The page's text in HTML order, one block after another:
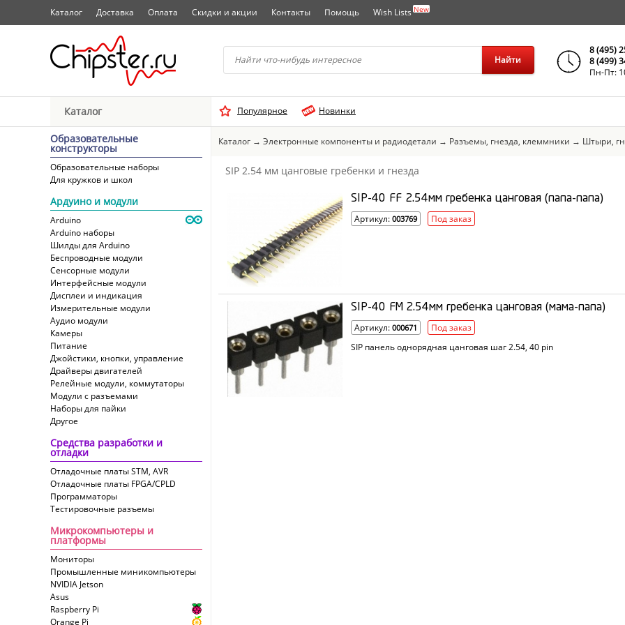
Начните водить название города..
Каталог Доставка Оплата Скидки и акции Контакты Помощь Wish Lists New
Найти
8 (495)
8 (499)
Пн-Пт:
Каталог Популярное Новинки
Образовательные
конструкторы
Образовательные наборы
Для кружков и школ
Ардуино и модули
Arduino
Arduino наборы
Шилды для Arduino
Беспроводные модули
Сенсорные модули
Интерфейсные модули
Дисплеи и индикация
Измерительные модули
Аудио модули
Камеры
Питание
Джойстики, кнопки, управление
Драйверы двигателей
Релейные модули, коммутаторы
Модули с разъемами
Наборы для пайки
Другое
Средства разработки и
отладки
Отладочные платы STM, AVR
Отладочные платы FPGA/CPLD
Программаторы
Тестировочные разъемы
Микрокомпьютеры и
платформы
Мониторы
Промышленные миникомпьютеры
NVIDIA Jetson
Asus
Raspberry Pi
Orange Pi
Каталог → Электронные компоненты и радиодетали → Разъемы, гнезда, клеммники → Штыри,
SIP 2.54 мм цанговые гребенки и гнезда
SIP-40 FF 2.54мм гребенка цанговая (папа-папа)
Артикул: 003769 Под заказ
SIP-40 FM 2.54мм гребенка цанговая (мама-папа)
Артикул: 000671
Под заказ
SIP панель однорядная цанговая шаг 2.54, 40 pin